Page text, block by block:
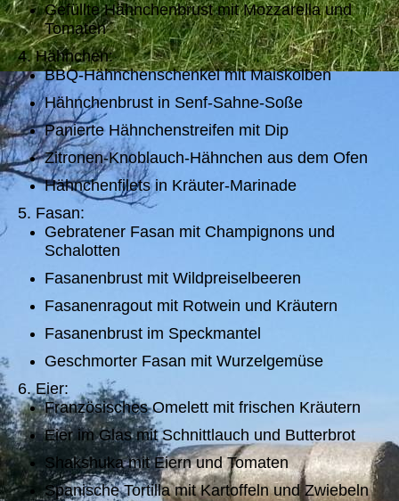
Gefüllte Hähnchenbrust mit Mozzarella und
Tomaten
4. Hähnchen:
BBQ-Hähnchenschenkel mit Maiskolben
Hähnchenbrust in Senf-Sahne-Soße
Panierte Hähnchenstreifen mit Dip
Zitronen-Knoblauch-Hähnchen aus dem Ofen
Hähnchenfilets in Kräuter-Marinade
5. Fasan:
Gebratener Fasan mit Champignons und
Schalotten
Fasanenbrust mit Wildpreiselbeeren
Fasanenragout mit Rotwein und Kräutern
Fasanenbrust im Speckmantel
Geschmorter Fasan mit Wurzelgemüse
6. Eier:
Französisches Omelett mit frischen Kräutern
Eier im Glas mit Schnittlauch und Butterbrot
Shakshuka mit Eiern und Tomaten
Spanische Tortilla mit Kartoffeln und Zwiebeln